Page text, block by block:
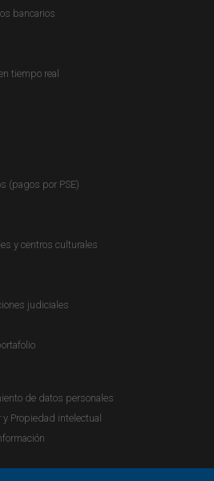
o incorrectas no puedan ser
comunicado de prensa del 1 de
de la República se refirió a las
el
se permite informar que:
y de cuenta en Colombia es
emitido por el Banco de la
moneda en Colombia y, por lo
de pago de curso legal con
como medio de cumplimiento
es un activo que pueda ser
bancarios
tiempo real
(pagos por PSE)
y centros culturales
judiciales
de datos personales
Propiedad intelectual